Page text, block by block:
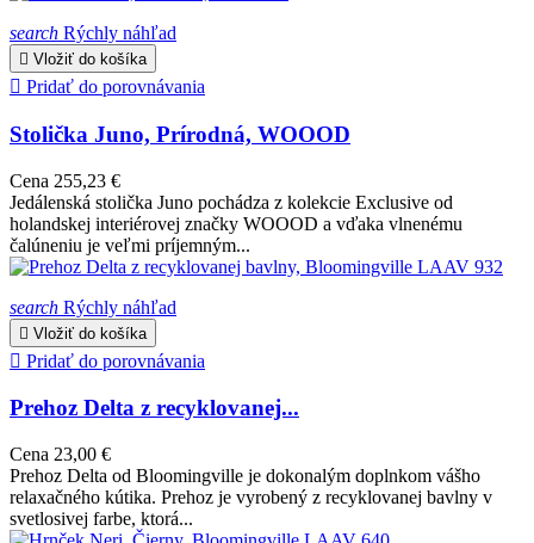
search Rýchly náhľad
 Vložiť do košíka
 Pridať do porovnávania
Stolička Juno, Prírodná, WOOOD
Cena 255,23 €
Jedálenská stolička Juno pochádza z kolekcie Exclusive od
holandskej interiérovej značky WOOOD a vďaka vlnenému
čalúneniu je veľmi príjemným...
search Rýchly náhľad
 Vložiť do košíka
 Pridať do porovnávania
Prehoz Delta z recyklovanej...
Cena 23,00 €
Prehoz Delta od Bloomingville je dokonalým doplnkom vášho
relaxačného kútika. Prehoz je vyrobený z recyklovanej bavlny v
svetlosivej farbe, ktorá...